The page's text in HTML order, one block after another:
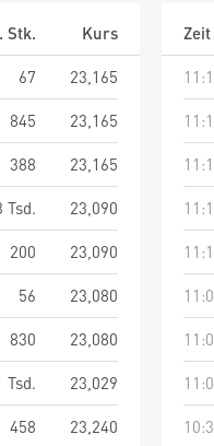
Stk.
Kurs
67
23,165
845
23,165
388
23,165
Tsd.
23,090
200
23,090
56
23,080
830
23,080
Tsd.
23,029
458
23,240
Zeit